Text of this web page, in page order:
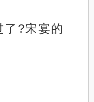
了?宋宴的